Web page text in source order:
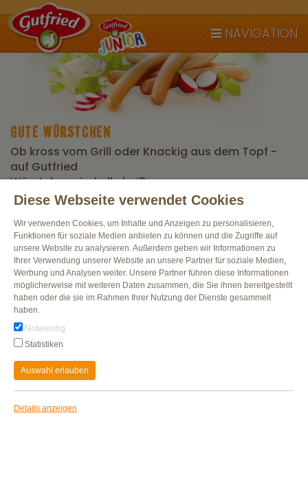
NAVIGATION
GUTE WÜRSTCHEN
Ob kross vom Grill oder Knackig aus dem Topf -
auf Gutfried
Würstchen sind alle heiß
Alle Produkte
Diese Webseite verwendet Cookies
Wir verwenden Cookies, um Inhalte und Anzeigen zu personalisieren,
Funktionen für soziale Medien anbieten zu können und die Zugriffe auf
unsere Website zu analysieren. Außerdem geben wir Informationen zu
Ihrer Verwendung unserer Website an unsere Partner für soziale Medien,
Werbung und Analysen weiter. Unsere Partner führen diese Informationen
möglicherweise mit weiteren Daten zusammen, die Sie ihnen bereitgestellt
haben oder die sie im Rahmen Ihrer Nutzung der Dienste gesammelt
haben.
Notwendig
Statistiken
Auswahl erlauben
Details anzeigen